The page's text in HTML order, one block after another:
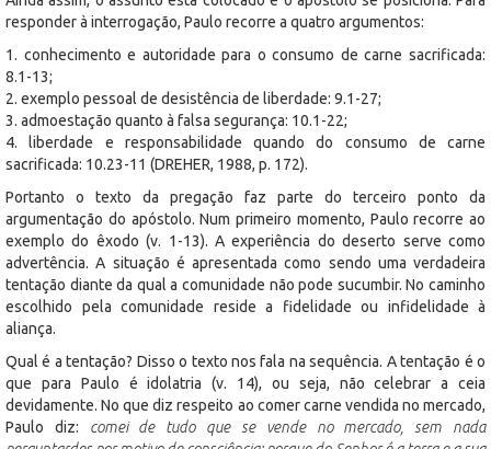
responder à interrogação, Paulo recorre a quatro argumentos:
1. conhecimento e autoridade para o consumo de carne sacrificada:
8.1-13;
2. exemplo pessoal de desistência de liberdade: 9.1-27;
3. admoestação quanto à falsa segurança: 10.1-22;
4. liberdade e responsabilidade quando do consumo de carne
sacrificada: 10.23-11 (DREHER, 1988, p. 172).
Portanto o texto da pregação faz parte do terceiro ponto da
argumentação do apóstolo. Num primeiro momento, Paulo recorre ao
exemplo do êxodo (v. 1-13). A experiência do deserto serve como
advertência. A situação é apresentada como sendo uma verdadeira
tentação diante da qual a comunidade não pode sucumbir. No caminho
escolhido pela comunidade reside a fidelidade ou infidelidade à
aliança.
Qual é a tentação? Disso o texto nos fala na sequência. A tentação é o
que para Paulo é idolatria (v. 14), ou seja, não celebrar a ceia
devidamente. No que diz respeito ao comer carne vendida no mercado,
Paulo diz: comei de tudo que se vende no mercado, sem nada